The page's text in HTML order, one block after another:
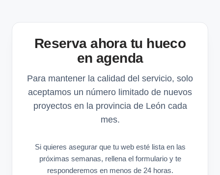
Reserva ahora tu hueco
en agenda
Para mantener la calidad del servicio, solo
aceptamos un número limitado de nuevos
proyectos en la provincia de León cada
mes.
Si quieres asegurar que tu web esté lista en las
próximas semanas, rellena el formulario y te
responderemos en menos de 24 horas.